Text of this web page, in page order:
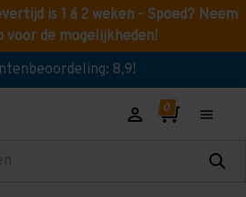
is 1 á 2 weken - Spoed? Neem
voor de mogelijkheden!
8,9!